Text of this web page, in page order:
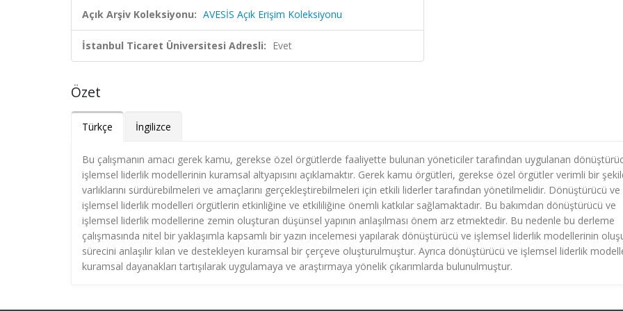
Açık Arşiv Koleksiyonu: AVESİS Açık Erişim Koleksiyonu
İstanbul Ticaret Üniversitesi Adresli: Evet
Özet
Türkçe İngilizce
Bu çalışmanın amacı gerek kamu, gerekse özel örgütlerde faaliyette bulunan yöneticiler tarafından uygulanan
işlemsel liderlik modellerinin kuramsal altyapısını açıklamaktır. Gerek kamu örgütleri, gerekse özel örgütler verimli bir
varlıklarını sürdürebilmeleri ve amaçlarını gerçekleştirebilmeleri için etkili liderler tarafından yönetilmelidir. Dönüştürücü ve
işlemsel liderlik modelleri örgütlerin etkinliğine ve etkililiğine önemli katkılar sağlamaktadır. Bu bakımdan dönüştürücü ve
işlemsel liderlik modellerine zemin oluşturan düşünsel yapının anlaşılması önem arz etmektedir. Bu nedenle bu derleme
çalışmasında nitel bir yaklaşımla kapsamlı bir yazın incelemesi yapılarak dönüştürücü ve işlemsel liderlik modellerinin
sürecini anlaşılır kılan ve destekleyen kuramsal bir çerçeve oluşturulmuştur. Ayrıca dönüştürücü ve işlemsel liderlik
kuramsal dayanakları tartışılarak uygulamaya ve araştırmaya yönelik çıkarımlarda bulunulmuştur.